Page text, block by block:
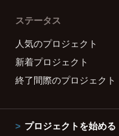
ステータス
人気のプロジェクト
新着プロジェクト
終了間際のプロジェクト
プロジェクトを始める